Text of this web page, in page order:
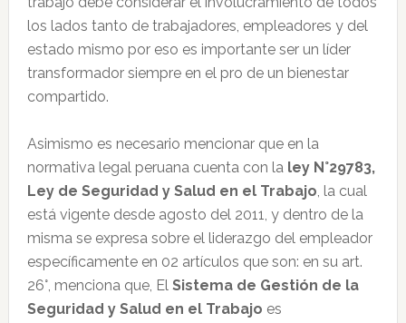
los lados tanto de trabajadores, empleadores y del
estado mismo por eso es importante ser un líder
transformador siempre en el pro de un bienestar
compartido.
Asimismo es necesario mencionar que en la
normativa legal peruana cuenta con la ley N°29783,
Ley de Seguridad y Salud en el Trabajo, la cual
está vigente desde agosto del 2011, y dentro de la
misma se expresa sobre el liderazgo del empleador
específicamente en 02 artículos que son: en su art.
26°, menciona que, El Sistema de Gestión de la
Seguridad y Salud en el Trabajo es